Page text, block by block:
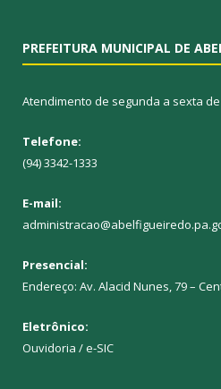
PREFEITURA MUNICIPAL DE
Atendimento de segunda a sexta de
Telefone:
(94) 3342-1333
E-mail:
Presencial:
Endereço: Av. Alacid Nunes, 79 –
Eletrônico:
Ouvidoria /e-SIC